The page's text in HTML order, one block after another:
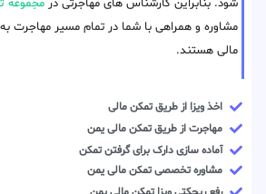
شود. بنابراین کارشناس های مهاجرتی در مجموعه
مشاوره و همراهی با شما در تمام مسیر مهاجرت
مالی هستند.
اخذ ویزا از طریق تمکن مالی
مهاجرت از طریق تمکن مالی یمن
آماده سازی دارک برای گرفتن تمکن
مشاوره تخصصی تمکن مالی یمن